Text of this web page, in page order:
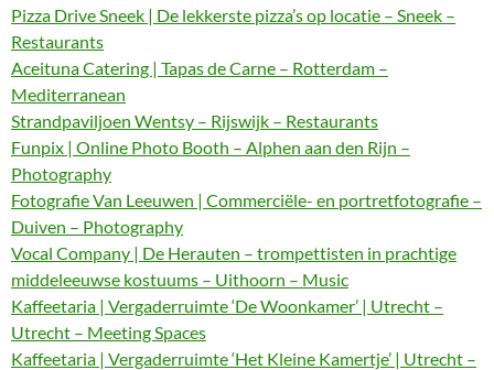
Pizza Drive Sneek | De lekkerste pizza’s op locatie – Sneek –
Restaurants
Aceituna Catering | Tapas de Carne – Rotterdam –
Mediterranean
Strandpaviljoen Wentsy – Rijswijk – Restaurants
Funpix | Online Photo Booth – Alphen aan den Rijn –
Photography
Fotografie Van Leeuwen | Commerciële- en portretfotografie –
Duiven – Photography
Vocal Company | De Herauten – trompettisten in prachtige
middeleeuwse kostuums – Uithoorn – Music
Kaffeetaria | Vergaderruimte ‘De Woonkamer’ | Utrecht –
Utrecht – Meeting Spaces
Kaffeetaria | Vergaderruimte ‘Het Kleine Kamertje’ | Utrecht –